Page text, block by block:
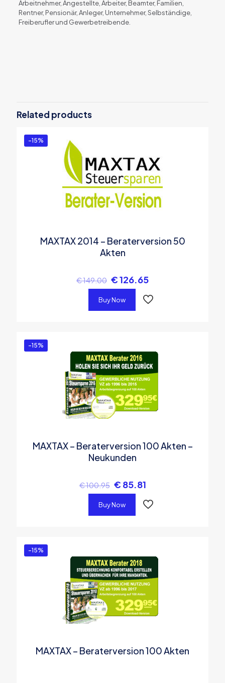
Arbeitnehmer, Angestellte, Arbeiter, Beamter, Familien,
Rentner, Pensionär, Anleger, Unternehmer, Selbständige,
Freiberufler und Gewerbetreibende.
Steuersparen 2014 Standard”
You must be logged into post a review.
Related products
-15%
MAXTAX 2014 – Beraterversion 50
Akten
€149.00 €126.65
Buy Now
-15%
MAXTAX – Beraterversion 100 Akten –
Neukunden
€100.95 € 85.81
Buy Now
-15%
MAXTAX – Beraterversion 100 Akten